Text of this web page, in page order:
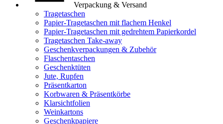
Verpackung & Versand
Tragetaschen
Papier-Tragetaschen mit flachem Henkel
Papier-Tragetaschen mit gedrehtem Papierkordel
Tragetaschen Take-away
Geschenkverpackungen & Zubehör
Flaschentaschen
Geschenktüten
Jute, Rupfen
Präsentkarton
Korbwaren & Präsentkörbe
Klarsichtfolien
Weinkartons
Geschenkpapiere